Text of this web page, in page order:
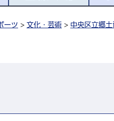
ーツ > 文化・芸術 > 中央区立郷